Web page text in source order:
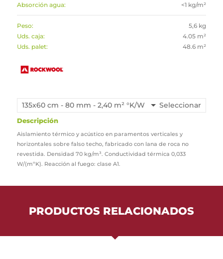
Absorción agua:
<1 kg/m²
Peso:
5,6 kg
Uds. caja:
4.05 m²
Uds. palet:
48.6 m²
135x60 cm - 80 mm - 2,40 m² °K/W Seleccionar
Descripción
Aislamiento térmico y acústico en paramentos verticales y
horizontales sobre falso techo, fabricado con lana de roca no
revestida. Densidad 70 kg/m³. Conductividad térmica 0,033
W/(mºK). Reacción al fuego: clase A1.
PRODUCTOS RELACIONADOS